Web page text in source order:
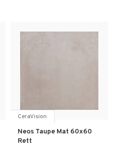
CeraVision
Neos Taupe Mat 60x60
Rett